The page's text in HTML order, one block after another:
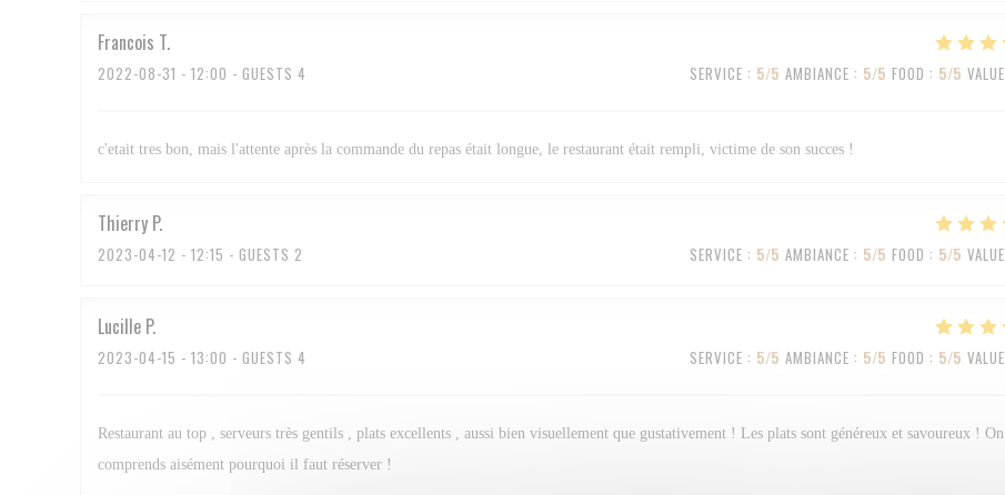
Francois T
2022-08-31 - 12:00 - GUESTS 4 SERVICE : 5/5 AMBIANCE : 5/5 FOOD : 5/5 VALUE
c'etait tres bon, mais l'attente après la commande du repas était longue, le restaurant était rempli, victime de son succes !
Thierry P
2023-04-12 - 12:15 - GUESTS 2 SERVICE : 5/5 AMBIANCE : 5/5 FOOD : 5/5 VALUE
Lucille P
2023-04-15 - 13:00 - GUESTS 4 SERVICE : 5/5 AMBIANCE : 5/5 FOOD : 5/5 VALUE
Restaurant au top , serveurs très gentils , plats excellents , aussi bien visuellement que gustativement ! Les plats sont généreux et savoureux ! On
comprends aisément pourquoi il faut réserver !